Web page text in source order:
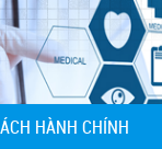
HÀNH CHÍNH